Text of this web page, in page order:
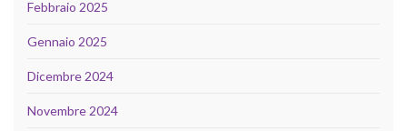
Febbraio 2025
Gennaio 2025
Dicembre 2024
Novembre 2024